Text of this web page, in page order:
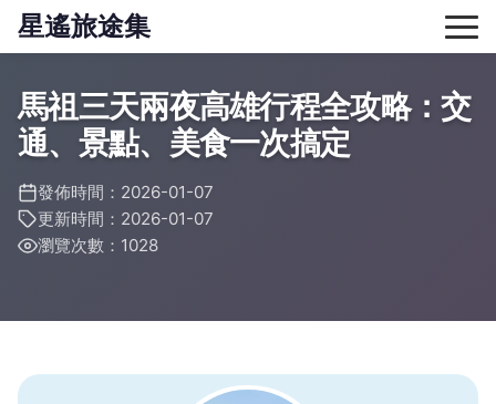
星遙旅途集
馬祖三天兩夜高雄行程全攻略：交
通、景點、美食一次搞定
發佈時間：2026-01-07
更新時間：2026-01-07
瀏覽次數：1028